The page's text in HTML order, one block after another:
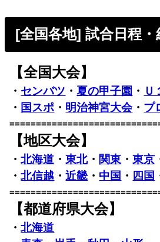
[全国各地] 試合日程・
【全国大会】
・ センバツ ・ 夏の甲子園 ・ Ｕ
・ 国スポ ・ 明治神宮大会・ プ
【地区大会】
・北海道 ・東北・ 関東 ・東京
・北信越 ・近畿 ・ 中国 ・ 四国
【都道府県大会】
・北海道